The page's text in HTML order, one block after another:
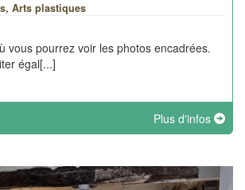
Arts plastiques
vous pourrez voir les photos encadrées.
égal[...]
Plus d'infos